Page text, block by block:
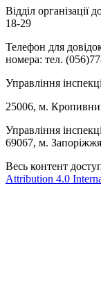
Відділ
18-29
Телефон для
номера: тел.
Управління
25006, м.
Управління
69067, м.
Весь контент
Attribution 4.0